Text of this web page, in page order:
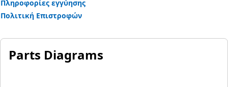
Πληροφορίες εγγύησης
Πολιτική Επιστροφών
Parts Diagrams